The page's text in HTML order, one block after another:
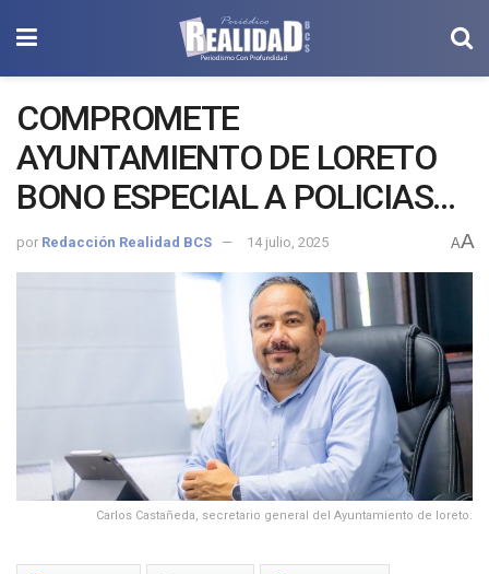
COMPROMETE
AYUNTAMIENTO DE LORETO
BONO ESPECIAL A POLICIAS
OPERATIVOS DEL MUNICIPIO:
SECRETARIO GENERAL.
por Redacción Realidad BCS 14 julio, 2025 AA
Carlos Castañeda, secretario general del Ayuntamiento de loreto.